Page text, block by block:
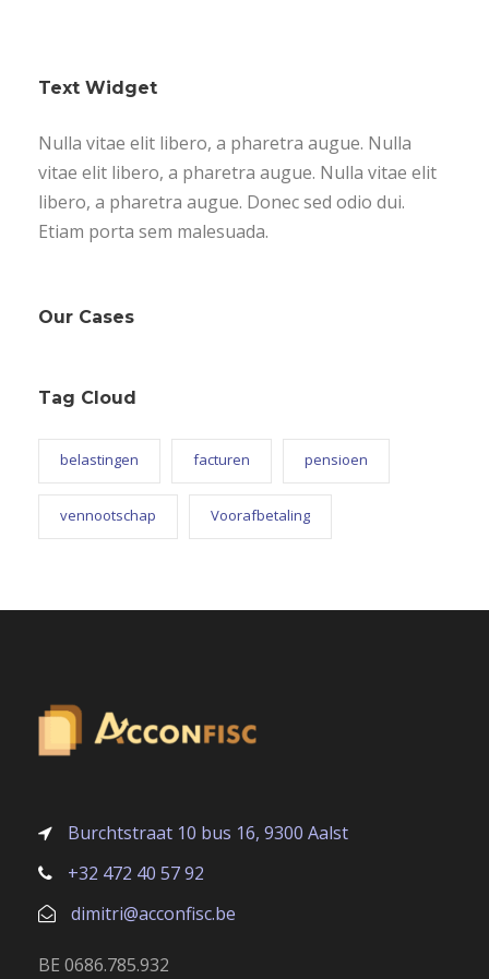
Text Widget
Nulla vitae elit libero, a pharetra augue. Nulla
vitae elit libero, a pharetra augue. Nulla vitae elit
libero, a pharetra augue. Donec sed odio dui.
Etiam porta sem malesuada.
Our Cases
Tag Cloud
belastingen facturen pensioen
vennootschap Voorafbetaling
Burchtstraat 10 bus 16, 9300 Aalst
+32 472 40 57 92
dimitri@acconfisc.be
BE 0686.785.932